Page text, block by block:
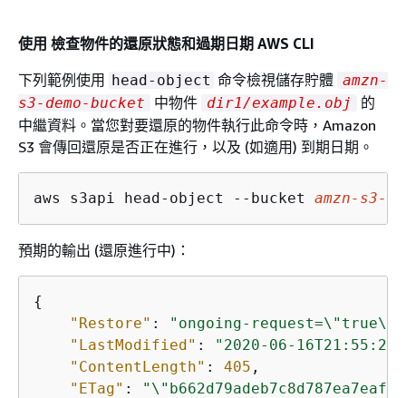
使用 檢查物件的還原狀態和過期日期 AWS CLI
下列範例使用 head-object 命令檢視儲存貯體 amzn-
s3-demo-bucket
中物件 dir1/example.obj
的
中繼資料。當您對要還原的物件執行此命令時，Amazon
S3 會傳回還原是否正在進行，以及 (如適用) 到期日期。
aws s3api head-object --bucket amzn-s3-
預期的輸出 (還原進行中)：
{
"Restore" : "ongoing-request=\"true\""
"LastModified" :
"2020-06-
"ContentLength" : 405 ,
"ETag" :